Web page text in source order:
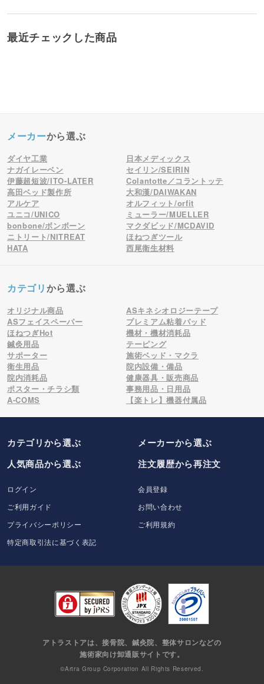
最近チェックした商品
メーカーから選ぶ
ダイヤ工業
日本メディックス
ナガイレーベン
セイリン/SEIRIN
伊藤超短波/ITO-LATER
Colantotte／コラントッテ
高田ベッド製作所
大和漢/DAIWAKAN
アルケア
オルフィット/orfit
ユニコ/UNICO
ミューラー/MUELLER
bonbone/ボンボーン
マクダビッド/MCDAVID
ニトリート/NITREAT
ほねつぎツール
HATA
西尾衛生材料
カテゴリから選ぶ
オリジナル商品
ASキネシオロジーテープ
ASフェイスペーパー
プレミアム粘着パッド
ほねつぎHot
機材・機材消耗品
鍼灸用品
テーピング
サポーター
施術ベッド・マクラ
衛生用品
院内設備・備品
院内消耗品
健康器具・販売商品
ポスター・チラシ類
事務用品・日用品
A-COMS
【楽トレ】機器付属品
カテゴリから選ぶ メーカーから選ぶ
人気商品から選ぶ
注文履歴から再注文
ログイン
会員登録
ご利用ガイド
お問い合わせ
プライバシーポリシー
ご利用規約
特定商取引法に基づく表記
アトラストアは、接骨院、鍼灸院、整体サロンなどの
施術家向け卸通販サイトです。
©Artra Group Corporation All Rights Reserved.